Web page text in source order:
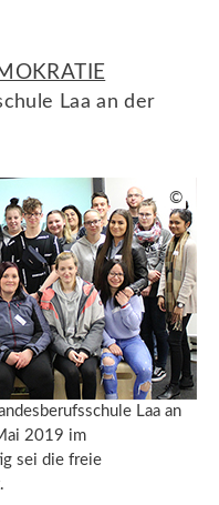
Laa an der
Laa an
2019 im
sei die freie
©